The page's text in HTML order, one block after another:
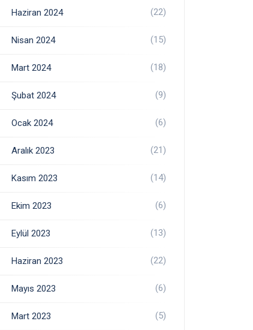
Haziran 2024 (22)
Nisan 2024 (15)
Mart 2024 (18)
Şubat 2024 (9)
Ocak 2024 (6)
Aralık 2023 (21)
Kasım 2023 (14)
Ekim 2023 (6)
Eylül 2023 (13)
Haziran 2023 (22)
Mayıs 2023 (6)
Mart 2023 (5)